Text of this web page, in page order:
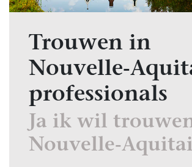
Trouwen in
Nouvelle-
professionals
Ja ik wil
Nouvelle-